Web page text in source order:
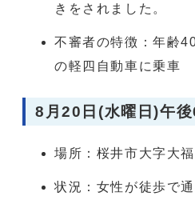
きをされました。
不審者の特徴：年齢
の軽四自動車に乗車
8月20日(水曜日)午
場所：桜井市大字大
状況：女性が徒歩で